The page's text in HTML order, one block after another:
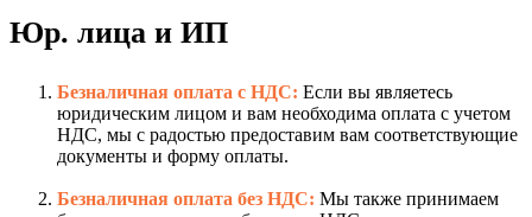
Юр. лица и ИП
Безналичная оплата с НДС: Если вы являетесь
юридическим лицом и вам необходима оплата с учетом
НДС, мы с радостью предоставим вам соответствующие
документы и форму оплаты.
Безналичная оплата без НДС: Мы также принимаем